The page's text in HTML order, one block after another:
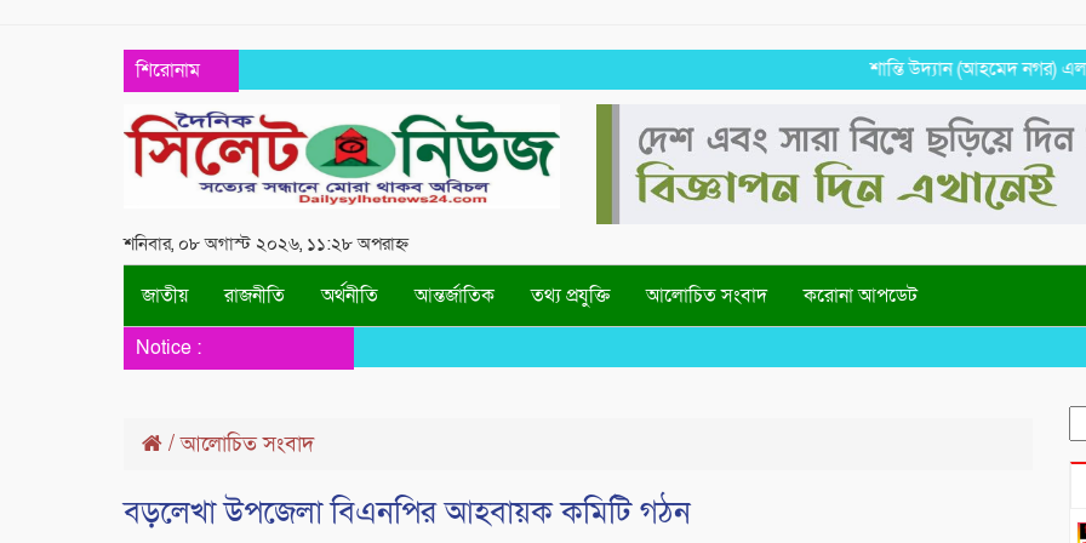
শিরোনাম শান্তি উদ্যান (আহমেদ নগর)
শনিবার, ০৮ অগাস্ট ২০২৬, ১১:২৮ অপরাহ্ন
জাতীয় রাজনীতি অর্থনীতি আন্তর্জাতিক তথ্য প্রযুক্তি আলোচিত সংবাদ
করোনা আপডেট
Notice :
/আলোচিত সংবাদ
বড়লেখা উপজেলা বিএনপির আহবায়ক কমিটি গঠন